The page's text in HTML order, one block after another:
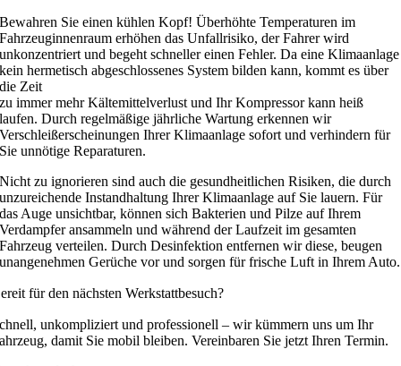
Bewahren Sie einen kühlen Kopf! Überhöhte Temperaturen im
Fahrzeuginnenraum erhöhen das Unfallrisiko, der Fahrer wird
unkonzentriert und begeht schneller einen Fehler. Da eine Klimaanlage
kein hermetisch abgeschlossenes System bilden kann, kommt es über
die Zeit
zu immer mehr Kältemittelverlust und Ihr Kompressor kann heiß
laufen. Durch regelmäßige jährliche Wartung erkennen wir
Verschleißerscheinungen Ihrer Klimaanlage sofort und verhindern für
Sie unnötige Reparaturen.
Nicht zu ignorieren sind auch die gesundheitlichen Risiken, die durch
unzureichende Instandhaltung Ihrer Klimaanlage auf Sie lauern. Für
das Auge unsichtbar, können sich Bakterien und Pilze auf Ihrem
Verdampfer ansammeln und während der Laufzeit im gesamten
Fahrzeug verteilen. Durch Desinfektion entfernen wir diese, beugen
unangenehmen Gerüche vor und sorgen für frische Luft in Ihrem Auto.
für den nächsten Werkstattbesuch?
unkompliziert und professionell – wir kümmern uns um Ihr
damit Sie mobil bleiben. Vereinbaren Sie jetzt Ihren Termin.